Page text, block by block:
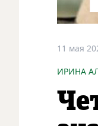
11 мая
ИРИНА